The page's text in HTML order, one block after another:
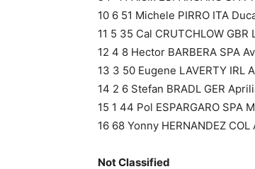
10 6 51 Michele PIRRO ITA
11 5 35 Cal CRUTCHLOW
12 4 8 Hector BARBERA SPA
13 3 50 Eugene LAVERTY IRL
14 2 6 Stefan BRADL GER
15 1 44 Pol ESPARGARO SPA
16 68 Yonny HERNANDEZ
Not Classified